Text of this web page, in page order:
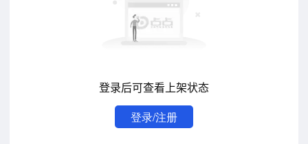
登录后可查看上架状态
登录/注册